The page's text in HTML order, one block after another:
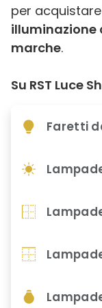
per acquistare
illuminazione
marche.
Su RST Luce
Faretti